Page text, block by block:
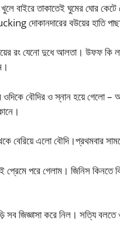
বাইরে তাকাতেই ঘুমের ঘোর
দোকানদারের বউয়ের হাতি
রং যেনো দুধে আলতা। উফফ কি
বৌদির ও স্নান হয়ে গেলো
বেরিয়ে এলো বৌদি।প্রথমবার
পরে গেলাম। জিনিস কিনতে
সব জিজ্ঞাসা করে নিল। সত্যি